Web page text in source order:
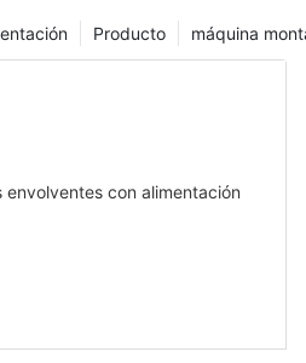
nuestros clientes y contribuyan a
Elija nuestra llenadora de
máquina
Producto